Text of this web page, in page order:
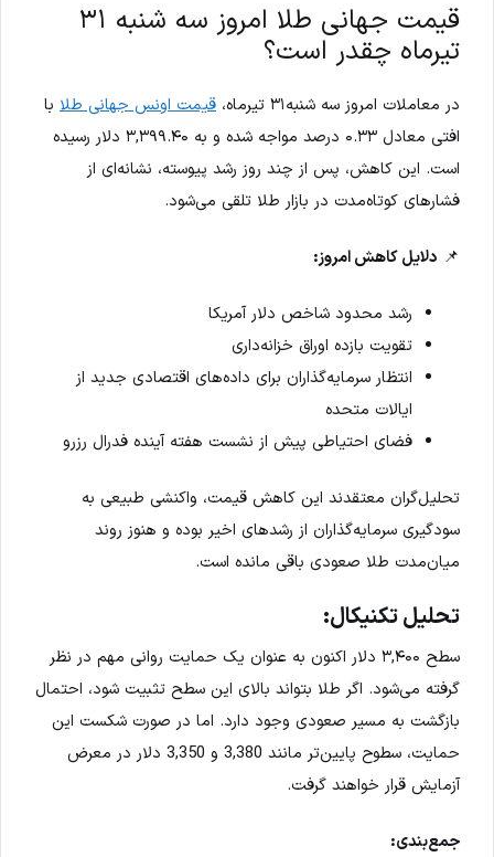
قیمت جهانی طلا امروز سه شنبه ۳۱
تیرماه چقدر است؟
در معاملات امروز سه شنبه۳۱ تیرماه، قیمت اونس جهانی طلا با
افتی معادل ۰.۳۳ درصد مواجه شده و به ۳,۳۹۹.۴۰ دلار رسیده
است. این کاهش، پس از چند روز رشد پیوسته، نشانه‌ای از
فشارهای کوتاه‌مدت در بازار طلا تلقی می‌شود.
📌 دلایل کاهش امروز:
رشد محدود شاخص دلار آمریکا
تقویت بازده اوراق خزانه‌داری
انتظار سرمایه‌گذاران برای داده‌های اقتصادی جدید از
ایالات متحده
فضای احتیاطی پیش از نشست هفته آینده فدرال رزرو
تحلیل‌گران معتقدند این کاهش قیمت، واکنشی طبیعی به
سودگیری سرمایه‌گذاران از رشدهای اخیر بوده و هنوز روند
میان‌مدت طلا صعودی باقی مانده است.
تحلیل تکنیکال:
سطح ۳,۴۰۰ دلار اکنون به عنوان یک حمایت روانی مهم در نظر
گرفته می‌شود. اگر طلا بتواند بالای این سطح تثبیت شود، احتمال
بازگشت به مسیر صعودی وجود دارد. اما در صورت شکست این
حمایت، سطوح پایین‌تر مانند 3,380 و 3,350 دلار در معرض
آزمایش قرار خواهند گرفت.
جمع‌بندی: